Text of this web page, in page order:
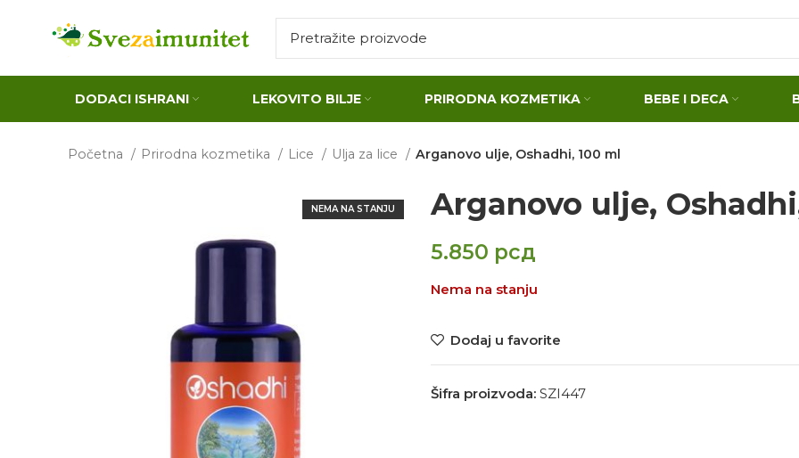
DODACI ISHRANI LEKOVITO BILJE PRIRODNA KOZMETIKA BEBE I DECA
Početna Prirodna kozmetika Lice Ulja za lice Arganovo ulje, Oshadhi, 100 ml
NEMA NA STANJU Arganovo ulje,
5.850 рсд
Nema na stanju
Dodaj u favorite
Šifra proizvoda:SZI447